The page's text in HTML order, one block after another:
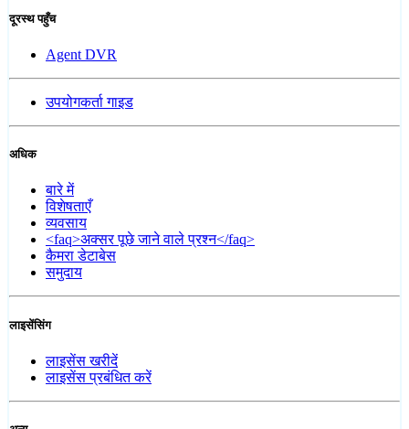
दूरस्थ पहुँच
Agent DVR
उपयोगकर्ता गाइड
अधिक
बारे में
विशेषताएँ
व्यवसाय
<faq>अक्सर पूछे जाने वाले प्रश्न</faq>
कैमरा डेटाबेस
समुदाय
लाइसेंसिंग
लाइसेंस खरीदें
लाइसेंस प्रबंधित करें